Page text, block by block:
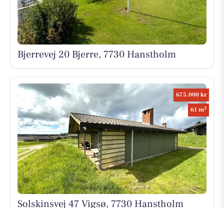
Bjerrevej 20 Bjerre, 7730 Hanstholm
675.000 kr
61 m2
Solskinsvej 47 Vigsø, 7730 Hanstholm